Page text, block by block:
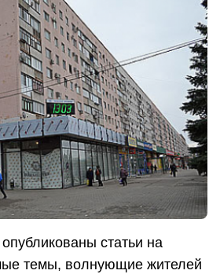
статьи на
темы, волнующие жителей